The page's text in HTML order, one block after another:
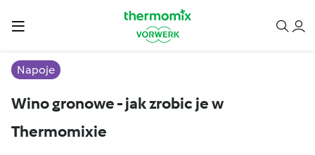
Napoje
Wino gronowe - jak zrobic je w
Thermomixie